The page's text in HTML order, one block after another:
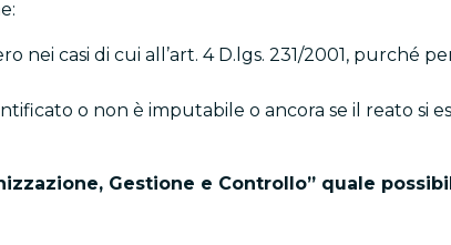
nei casi di cui all’art. 4 D.lgs. 231/2001, purché
o non è imputabile o ancora se il reato si
Gestione e Controllo” quale